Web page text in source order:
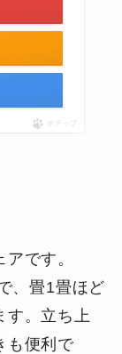
ポチップ
です。
、畳1畳ほど
す。立ち上
も便利で